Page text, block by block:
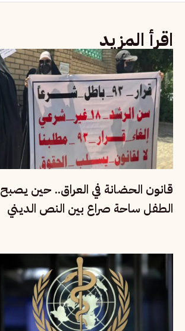
اقرأ المزيد
قانون الحضانة في العراق.. حين يصبح
الطفل ساحة صراع بين النص الديني